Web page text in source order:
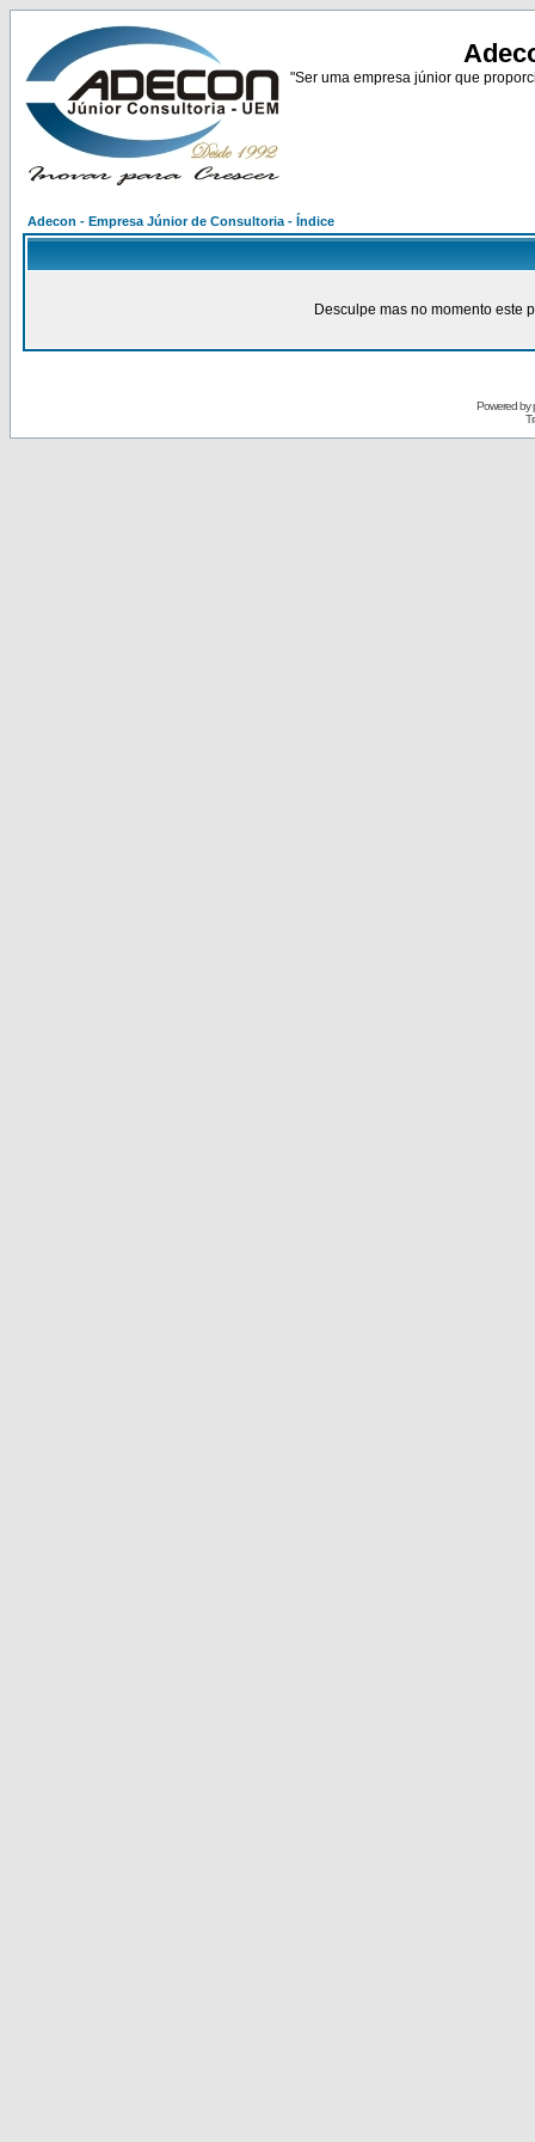
"Ser uma empresa júnior que
Adecon - Empresa Júnior de Consultoria - Índice
Desculpe mas no momento este
Powered by